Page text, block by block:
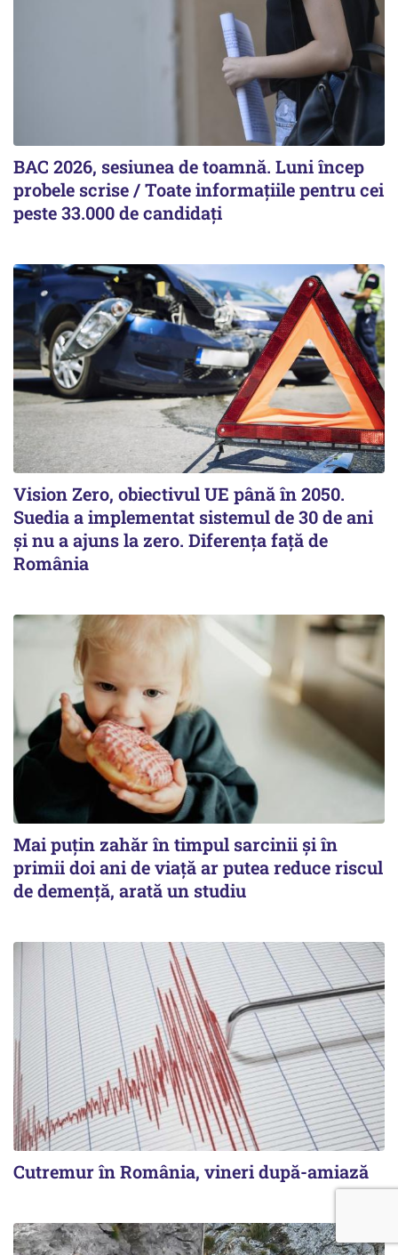
BAC 2026, sesiunea de toamnă. Luni încep
probele scrise / Toate informațiile pentru cei
peste 33.000 de candidați
Vision Zero, obiectivul UE până în 2050.
Suedia a implementat sistemul de 30 de ani
şi nu a ajuns la zero. Diferenţa faţă de
România
Mai puțin zahăr în timpul sarcinii și în
primii doi ani de viață ar putea reduce riscul
de demență, arată un studiu
Cutremur în România, vineri după-amiază